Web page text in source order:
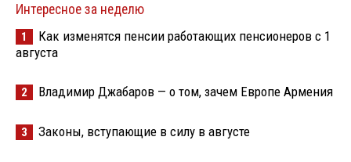
Интересное за неделю
1
Как изменятся пенсии работающих пенсионеров с 1
августа
2 Владимир Джабаров — о том, зачем Европе Армения
3 Законы, вступающие в силу в августе